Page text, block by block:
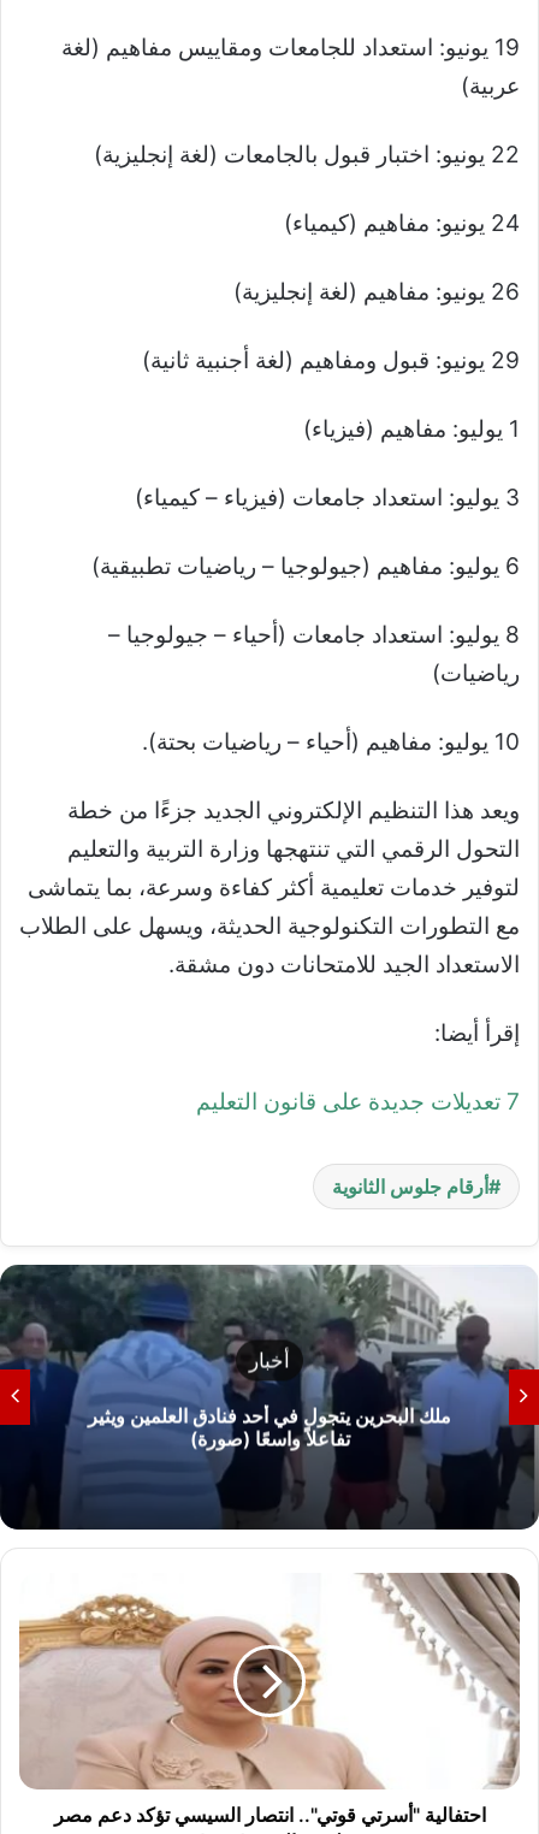
19 يونيو: استعداد للجامعات ومقاييس مفاهيم (لغة
عربية)
22 يونيو: اختبار قبول بالجامعات (لغة إنجليزية)
24 يونيو: مفاهيم (كيمياء)
26 يونيو: مفاهيم (لغة إنجليزية)
29 يونيو: قبول ومفاهيم (لغة أجنبية ثانية)
1 يوليو: مفاهيم (فيزياء)
3 يوليو: استعداد جامعات (فيزياء – كيمياء)
6 يوليو: مفاهيم (جيولوجيا – رياضيات تطبيقية)
8 يوليو: استعداد جامعات (أحياء – جيولوجيا –
رياضيات)
10 يوليو: مفاهيم (أحياء – رياضيات بحتة).
ويعد هذا التنظيم الإلكتروني الجديد جزءًا من خطة
التحول الرقمي التي تنتهجها وزارة التربية والتعليم
لتوفير خدمات تعليمية أكثر كفاءة وسرعة، بما يتماشى
مع التطورات التكنولوجية الحديثة، ويسهل على الطلاب
الاستعداد الجيد للامتحانات دون مشقة.
إقرأ أيضا:
7 تعديلات جديدة على قانون التعليم
أرقام جلوس الثانوية
أخبار
حالة الطقس اليوم الخميس 6 أغسطس 2026 في
مصر ودرجات الحرارة المتوقعة
ا
ح
ت
ف
ا
ل
ي
ة
"
احتفالية "أسرتي قوتي".. انتصار السيسي تؤكد دعم مصر